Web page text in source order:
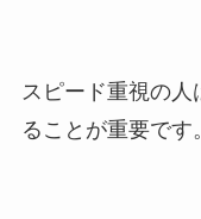
スピード重視の
ることが重要です。